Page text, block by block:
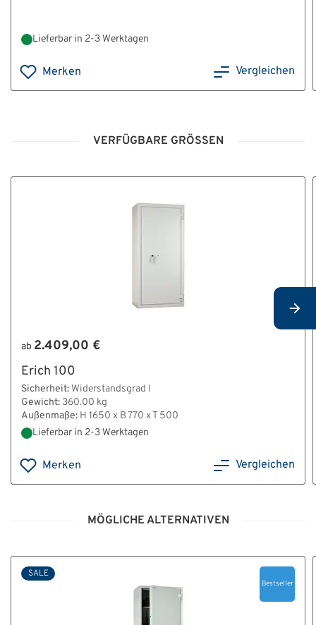
Lieferbar in 2-3 Werktagen
Merken Vergleichen
VERFÜGBARE GRÖSSEN
ab 2.409,00 €
Erich 100
Sicherheit: Widerstandsgrad I
Gewicht: 360.00 kg
Außenmaße: H 1650 x B 770 x T 500
Lieferbar in 2-3 Werktagen
Merken Vergleichen
MÖGLICHE ALTERNATIVEN
SALE
Bestseller